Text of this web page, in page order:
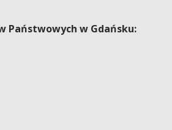
Państwowych w Gdańsku: